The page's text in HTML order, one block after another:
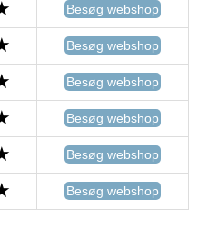
Besøg webshop
Besøg webshop
Besøg webshop
Besøg webshop
Besøg webshop
Besøg webshop